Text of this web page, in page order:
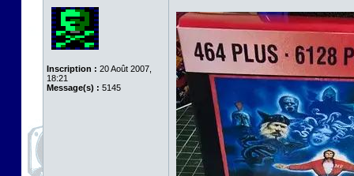
Inscription : 20 Août 2007,
18:21
Message(s) : 5145